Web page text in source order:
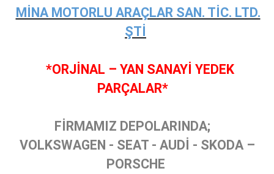
MİNA MOTORLU ARAÇLAR SAN. TİC. LTD.
ŞTİ
*ORJİNAL – YAN SANAYİ YEDEK
PARÇALAR*
FİRMAMIZ DEPOLARINDA;
VOLKSWAGEN - SEAT - AUDİ - SKODA –
PORSCHE